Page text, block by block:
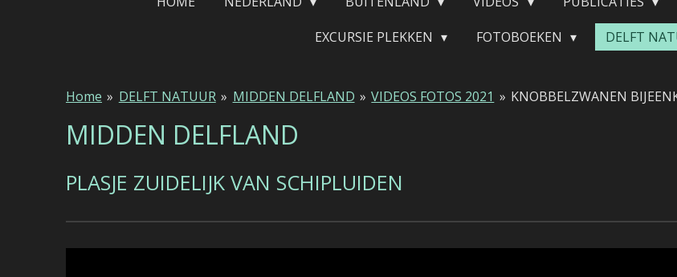
EXCURSIE PLEKKEN
FOTOBOEKEN DELFT
Home » DELFT NATUUR » MIDDEN DELFLAND » VIDEOS FOTOS 2021 » KNOBBELZWANEN
MIDDEN DELFLAND
PLASJE ZUIDELIJK VAN SCHIPLUIDEN